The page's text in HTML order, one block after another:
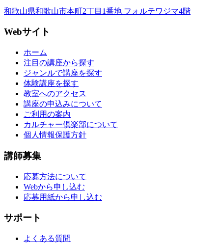
和歌山県和歌山市本町2丁目1番地 フォルテワジマ4階
Webサイト
ホーム
注目の講座から探す
ジャンルで講座を探す
体験講座を探す
教室へのアクセス
講座の申込みについて
ご利用の案内
カルチャー倶楽部について
個人情報保護方針
講師募集
応募方法について
Webから申し込む
応募用紙から申し込む
サポート
よくある質問